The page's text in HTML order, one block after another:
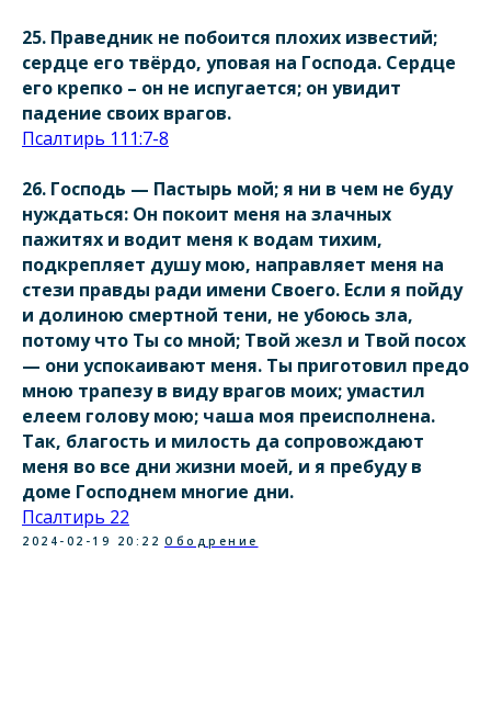
25. Праведник не побоится плохих известий;
сердце его твёрдо, уповая на Господа. Сердце
его крепко – он не испугается; он увидит
падение своих врагов.
Псалтирь 111:7-8
26. Господь — Пастырь мой; я ни в чем не буду
нуждаться: Он покоит меня на злачных
пажитях и водит меня к водам тихим,
подкрепляет душу мою, направляет меня на
стези правды ради имени Своего. Если я пойду
и долиною смертной тени, не убоюсь зла,
потому что Ты со мной; Твой жезл и Твой посох
— они успокаивают меня. Ты приготовил предо
мною трапезу в виду врагов моих; умастил
елеем голову мою; чаша моя преисполнена.
Так, благость и милость да сопровождают
меня во все дни жизни моей, и я пребуду в
доме Господнем многие дни.
Псалтирь 22
2024-02-19 20:22 Ободрение